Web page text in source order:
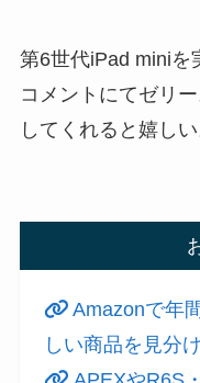
第6世代iPad miniを
コメントにてゼリ
してくれると嬉しい
Amazonで年
しい商品を見分